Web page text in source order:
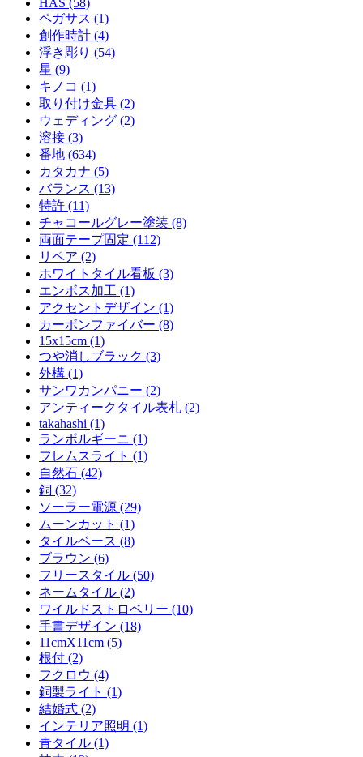
ペガサス (1)
創作時計 (4)
浮き彫り (54)
星 (9)
キノコ (1)
取り付け金具 (2)
ウェディング (2)
溶接 (3)
番地 (634)
カタカナ (5)
バランス (13)
特許 (11)
チャコールグレー塗装 (8)
両面テープ固定 (112)
リペア (2)
ホワイトタイル看板 (3)
エンボス加工 (1)
アクセントデザイン (1)
カーボンファイバー (8)
15x15cm (1)
つや消しブラック (3)
外構 (1)
サンワカンパニー (2)
アンティークタイル表札 (2)
takahashi (1)
ランボルギーニ (1)
フレムスライト (1)
自然石 (42)
銅 (32)
ソーラー電源 (29)
ムーンカット (1)
タイルベース (8)
ブラウン (6)
フリースタイル (50)
ネームタイル (2)
ワイルドストロベリー (10)
手書デザイン (18)
11cmX11cm (5)
根付 (2)
フクロウ (4)
銅製ライト (1)
結婚式 (2)
インテリア照明 (1)
青タイル (1)